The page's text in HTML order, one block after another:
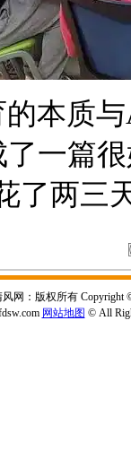
质与
了一篇
了两三
网：版权所有 Copyright
网站地图 © All